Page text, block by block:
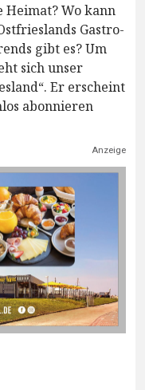
Heimat? Wo kann
Gastro-
gibt es? Um
sich unser
Er erscheint
abonnieren
Anzeige